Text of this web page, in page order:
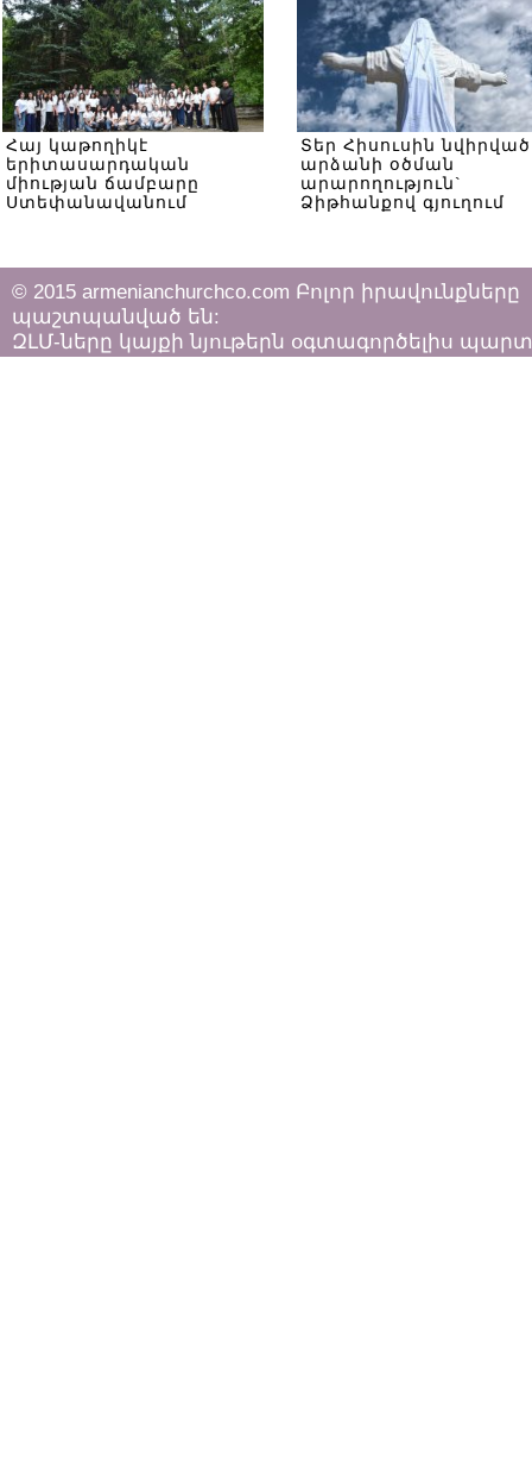
Հայ կաթողիկէ
երիտասարդական
միության ճամբարը
Ստեփանավանում
Տեր Հիսուսին նվիրված
արձանի օծման
արարողություն`
Ձիթհանքով գյուղում
© 2015 armenianchurchco.com Բոլոր իրավունքները
պաշտպանված են:
ԶԼՄ-ները կայքի նյութերն օգտագործելիս